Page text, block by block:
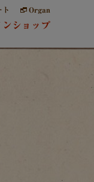
ト Organ
ンショップ